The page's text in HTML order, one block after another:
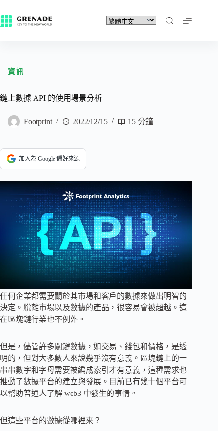
資訊
鏈上數據 API 的使用場景分析
Footprint 2022/12/15 15 分鐘
加入為 Google 偏好來源
任何企業都需要關於其市場和客戶的數據來做出明智的
決定。脫離市場以及數據的產品，很容易會被超越。這
在區塊鏈行業也不例外。
但是，儘管許多關鍵數據，如交易、錢包和價格，是透
明的，但對大多數人來說幾乎沒有意義。區塊鏈上的一
串串數字和字母需要被編成索引才有意義，這種需求也
推動了數據平台的建立與發展。目前已有幾十個平台可
以幫助普通人了解 web3 中發生的事情。
但這些平台的數據從哪裡來？